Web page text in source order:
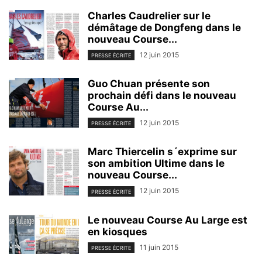
Charles Caudrelier sur le
démâtage de Dongfeng dans le
nouveau Course...
PRESSE ÉCRITE 12 juin 2015
Guo Chuan présente son
prochain défi dans le nouveau
Course Au...
PRESSE ÉCRITE 12 juin 2015
Marc Thiercelin s´exprime sur
son ambition Ultime dans le
nouveau Course...
PRESSE ÉCRITE 12 juin 2015
Le nouveau Course Au Large est
en kiosques
PRESSE ÉCRITE 11 juin 2015